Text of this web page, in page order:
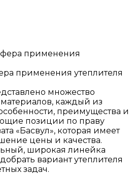
применения утеплителя
множество
каждый из
преимущества и
позиции по праву
«Басвул», которая имеет
цены и качества.
широкая линейка
вариант утеплителя
задач.